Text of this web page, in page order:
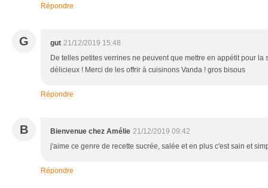
Répondre
G gut 21/12/2019 15:48
De telles petites verrines ne peuvent que mettre en appétit pour la
délicieux ! Merci de les offrir à cuisinons Vanda ! gros bisous
Répondre
B Bienvenue chez Amélie 21/12/2019 09:42
j'aime ce genre de recette sucrée, salée et en plus c'est sain et
Répondre